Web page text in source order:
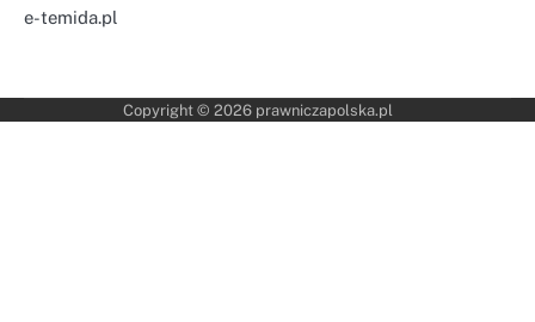
e-temida.pl
Copyright © 2026 prawniczapolska.pl